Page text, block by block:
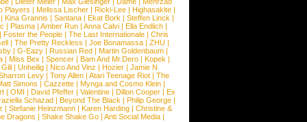
Players | Melissa Lischer | Ricki-Lee | Highasakite |
Kina Grannis | Santana | Ekat Bork | Steffen Linck |
| Plasma | Amber Run | Anna Calvi | Ella Endlich |
Foster the People| The Last Internationale| Chris
| The Pretty Reckless | Joe Bonamassa| ZHU|
| G-Eazy| Russian Red| Martin Goldenbaum|
| Miss Bex | Spencer | Bam And Mr.Dero | Kopek |
| Unheilig | Nico And Vinz | Hozier | Jamie N
Levy| Tony Allen| Atari Teenage Riot| The
Simons | Cazzette | Mynga and Cosmo Klein |
| OMI | David Pfeffer | Valentine | Dillon Cooper | Ex
Schazad | Beyond The Black | Philip George |
| Stefanie Heinzmann| Karen Harding| Christine &
Dragons | Shake Shake Go | Anti Social Media |